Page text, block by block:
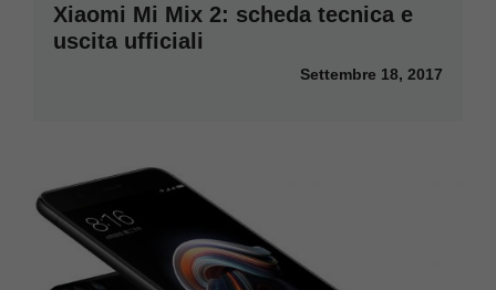
Xiaomi Mi Mix 2: scheda tecnica e
uscita ufficiali
Settembre 18, 2017